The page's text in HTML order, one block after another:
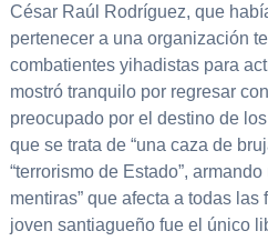
César Raúl Rodríguez, que
pertenecer a una organización
combatientes yihadistas para
mostró tranquilo por regresar
preocupado por el destino de
que se trata de “una caza de
“terrorismo de Estado”,
mentiras” que afecta a todas
joven santiagueño fue el único